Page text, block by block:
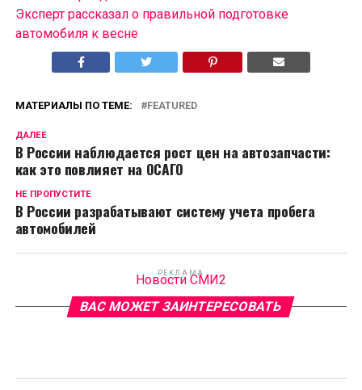
Эксперт рассказал о правильной подготовке
автомобиля к весне
МАТЕРИАЛЫ ПО ТЕМЕ: FEATURED
ДАЛЕЕ
В России наблюдается рост цен на автозапчасти:
как это повлияет на ОСАГО
НЕ ПРОПУСТИТЕ
В России разрабатывают систему учета пробега
автомобилей
РЕКЛАМА
Новости СМИ2
ВАС МОЖЕТ ЗАИНТЕРЕСОВАТЬ